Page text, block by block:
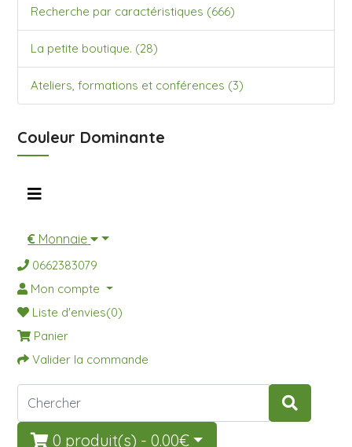
Recherche par caractéristiques (666)
La petite boutique. (28)
Ateliers, formations et conférences (3)
Couleur Dominante
€ Monnaie
0662383079
Mon compte
Liste d'envies(0)
Panier
Valider la commande
0 produit(s) - 0.00€